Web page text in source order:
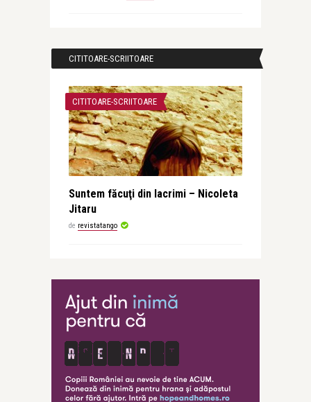
CITITOARE-SCRIITOARE
CITITOARE-SCRIITOARE
Suntem făcuţi din lacrimi – Nicoleta
Jitaru
de revistatango